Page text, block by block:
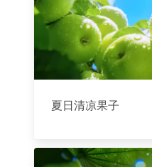
夏日清凉果子